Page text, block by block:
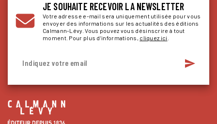
JE SOUHAITE RECEVOIR LA NEWSLETTER
Votre adresse e-mail sera uniquement utilisée pour vous
envoyer des informations sur les actualités des éditions
Calmann-Lévy. Vous pouvez vous désinscrire à tout
moment. Pour plus d’informations, cliquez ici
Indiquez votre email send